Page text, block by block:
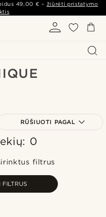
49,00 € – žiūrėti pristatymo
RŪŠIUOTI PAGAL
Populiariausias
Brangiausia
0
filtrus
FILTRUS